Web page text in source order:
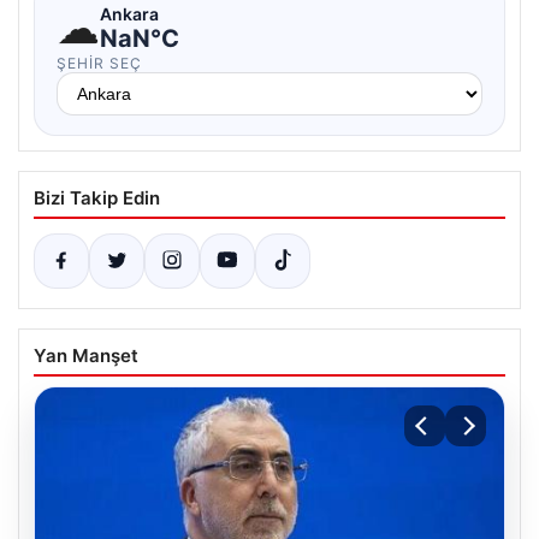
☁Ankara
NaN°C
ŞEHIR SEÇ
Bizi Takip Edin
Yan Manşet